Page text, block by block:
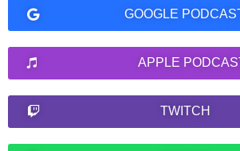
GOOGLE
APPLE
TWITCH